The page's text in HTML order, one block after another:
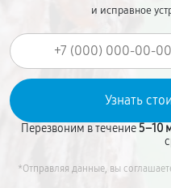
и исправное
Перезвоним в течение5–10
*Отправляя данные, вы